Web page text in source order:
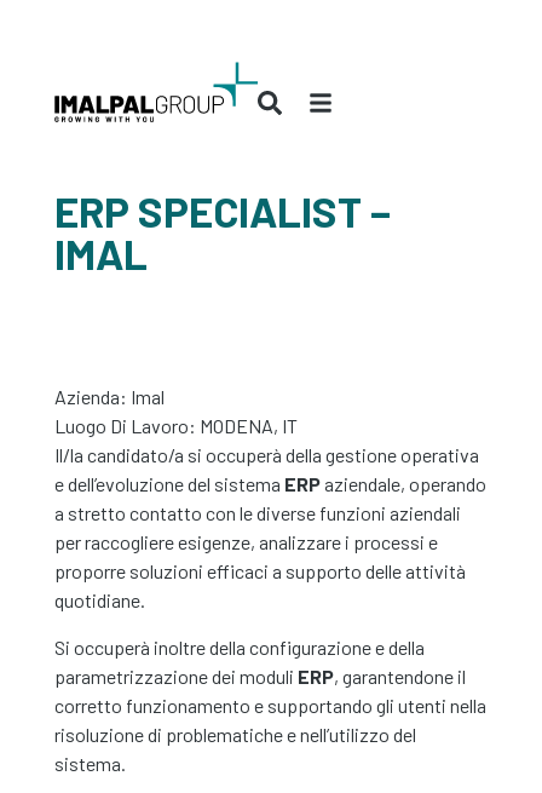
ERP SPECIALIST –
IMAL
Azienda: Imal
Luogo Di Lavoro: MODENA, IT
Il/la candidato/a si occuperà della gestione operativa
e dell’evoluzione del sistema ERPaziendale, operando
a stretto contatto con le diverse funzioni aziendali
per raccogliere esigenze, analizzare i processi e
proporre soluzioni efficaci a supporto delle attività
quotidiane.
Si occuperà inoltre della configurazione e della
parametrizzazione dei moduli ERP, garantendone il
corretto funzionamento e supportando gli utenti nella
risoluzione di problematiche e nell’utilizzo del
sistema.